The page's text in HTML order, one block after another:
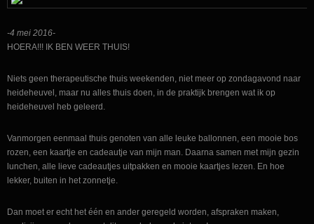
-4 mei 2016-
HOERA!!! IK BEN WEER THUIS!
Niets geen therapeutische thuis weekenden, niet meer op zondagavond naar
heideheuvel, maar nu alles thuis doen, in de praktijk brengen wat ik op
heideheuvel heb geleerd.
Vanmorgen eenmaal thuis genoten van alle leuke ballonnen, een mooie bos
rozen, een kaartje en cadeautje van mijn man. Daarna samen met mijn gezin
lunchen, alle lieve cadeautjes uitpakken en mooie kaartjes lezen. En hoe
lekker, buiten in het zonnetje.
Dan moet er echt het één en ander geregeld worden, afspraken maken,